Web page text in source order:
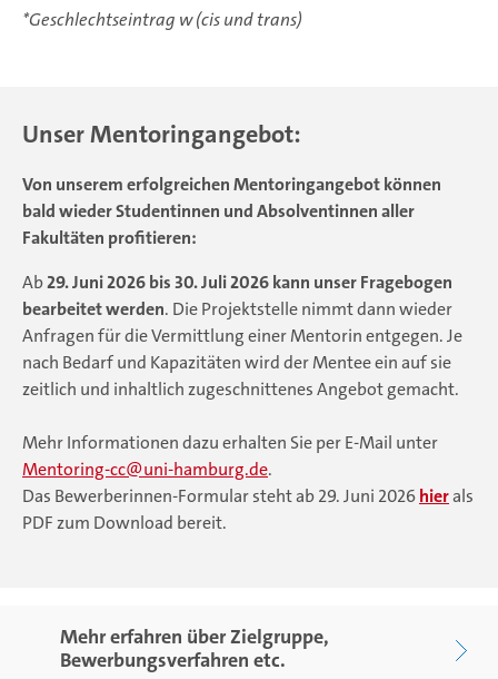
*Geschlechtseintrag w (cis und trans)
Unser Mentoringangebot:
Von unserem erfolgreichen Mentoringangebot können
bald wieder Studentinnen und Absolventinnen aller
Fakultäten profitieren:
Ab29. Juni 2026 bis 30. Juli 2026 kann unser Fragebogen
bearbeitet werden. Die Projektstelle nimmt dann wieder
Anfragen für die Vermittlung einer Mentorin entgegen. Je
nach Bedarf und Kapazitäten wird der Mentee ein auf sie
zeitlich und inhaltlich zugeschnittenes Angebot gemacht.
Mehr Informationen dazu erhalten Sie per E-Mail unter
Mentoring-cc
uni-hamburg.de.
Das Bewerberinnen-Formular steht ab 29. Juni 2026hierals
PDF zum Download bereit.
Mehr erfahren über Zielgruppe,
Bewerbungsverfahren etc.